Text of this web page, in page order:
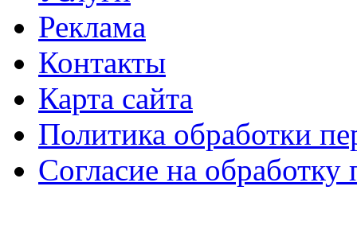
Реклама
Контакты
Карта сайта
Политика обработки
Согласие на